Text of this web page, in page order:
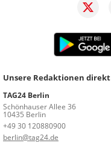
Unsere Redaktionen
TAG24 Berlin
Schönhauser Allee 36
10435 Berlin
+49 30 120880900
berlin@tag24.de